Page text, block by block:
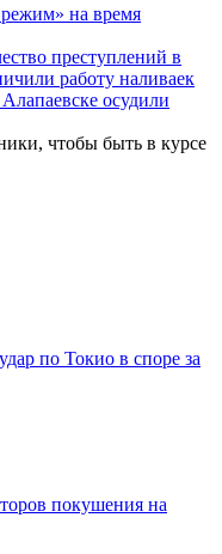
на время
преступлений в
работу наливаек
осудили
чтобы быть в курсе
по Токио в споре за
покушения на